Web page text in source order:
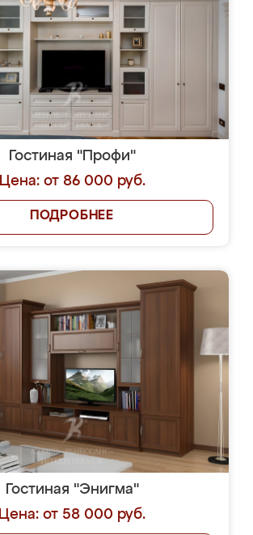
Гостиная "Профи"
Цена: от 86 000 руб.
ПОДРОБНЕЕ
Гостиная "Энигма"
Цена: от 58 000 руб.